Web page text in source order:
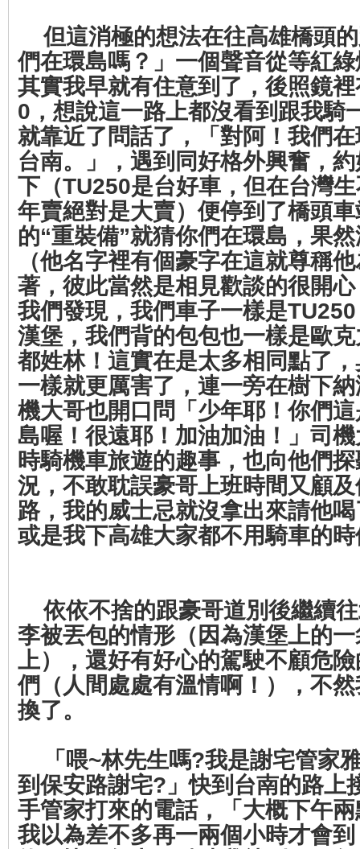
但這消極的想法在往高雄橋頭
們在環島嗎？」一個聲音從等紅
其實我早就有住意到了，後照鏡
0，想說這一路上都沒看到跟我騎
就靠近了問話了，「對阿！我們
台南。」，遇到同好格外興奮，
下（TU250是台好車，但在台灣
年賣絕對是大賣）便停到了橋頭
的“重裝備”就猜你們在環島，果
（他名字裡有個豪字在這就尊稱
著，彼此當然是相見歡談的很開
我們發現，我們車子一樣是
漢堡，我們背的包包也一樣是歐
都姓林！這實在是太多相同點了
一樣就更厲害了，連一旁在樹下
機大哥也開口問「少年耶！你們
島喔！很遠耶！加油加油！」司
時騎機車旅遊的趣事，也向他們
況，不敢耽誤豪哥上班時間又顧
路，我的威士忌就沒拿出來請他
或是我下高雄大家都不用騎車的
依依不捨的跟豪哥道別後繼續
李被丟包的情形（因為漢堡上的
上），還好有好心的駕駛不顧危
們（人間處處有溫情啊！），不
換了。
「喂~林先生嗎?我是謝宅管家
到保安路謝宅?」快到台南的路上
手管家打來的電話，「大概下午
我以為差不多再一兩個小時才會